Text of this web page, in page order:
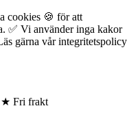
cookies 🍪 för att
✅ Vi använder inga kakor
gärna vår integritetspolicy
★ Fri frakt